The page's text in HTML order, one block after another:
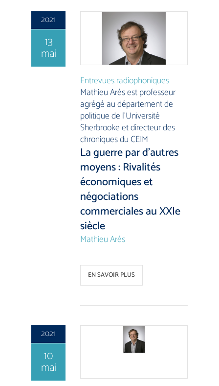
2021
13
mai
Entrevues radiophoniques
Mathieu Arès est professeur
agrégé au département de
politique de l’Université
Sherbrooke et directeur des
chroniques du CEIM
La guerre par d’autres
moyens : Rivalités
économiques et
négociations
commerciales au XXIe
siècle
Mathieu Arès
EN SAVOIR PLUS
2021
10
mai